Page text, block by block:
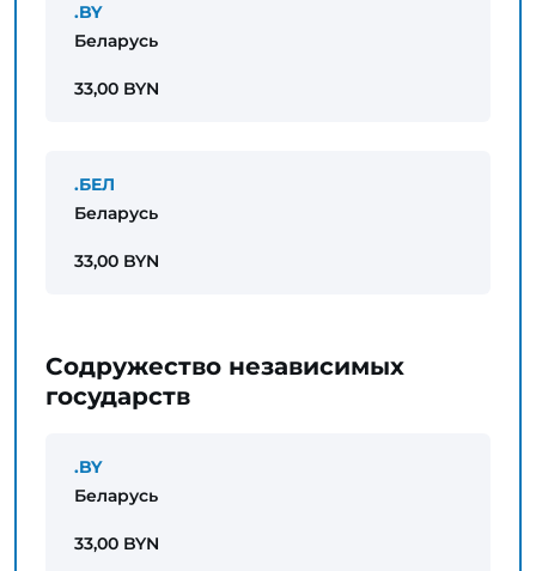
.BY
Беларусь
33,00 BYN
.БЕЛ
Беларусь
33,00 BYN
Содружество независимых
государств
.BY
Беларусь
33,00 BYN